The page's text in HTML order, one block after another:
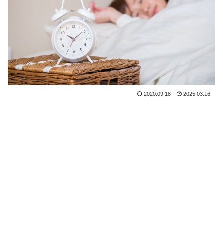
2020.09.18 2025.03.16